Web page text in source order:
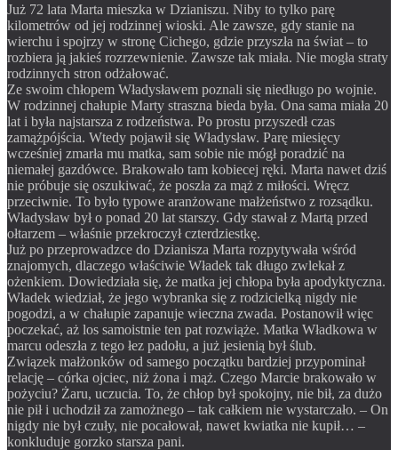
Już 72 lata Marta mieszka w Dzianiszu. Niby to tylko parę
kilometrów od jej rodzinnej wioski. Ale zawsze, gdy stanie na
wierchu i spojrzy w stronę Cichego, gdzie przyszła na świat – to
rozbiera ją jakieś rozrzewnienie. Zawsze tak miała. Nie mogła straty
rodzinnych stron odżałować.
Ze swoim chłopem Władysławem poznali się niedługo po wojnie.
W rodzinnej chałupie Marty straszna bieda była. Ona sama miała 20
lat i była najstarsza z rodzeństwa. Po prostu przyszedł czas
zamążpójścia. Wtedy pojawił się Władysław. Parę miesięcy
wcześniej zmarła mu matka, sam sobie nie mógł poradzić na
niemałej gazdówce. Brakowało tam kobiecej ręki. Marta nawet dziś
nie próbuje się oszukiwać, że poszła za mąż z miłości. Wręcz
przeciwnie. To było typowe aranżowane małżeństwo z rozsądku.
Władysław był o ponad 20 lat starszy. Gdy stawał z Martą przed
ołtarzem – właśnie przekroczył czterdziestkę.
Już po przeprowadzce do Dzianisza Marta rozpytywała wśród
znajomych, dlaczego właściwie Władek tak długo zwlekał z
ożenkiem. Dowiedziała się, że matka jej chłopa była apodyktyczna.
Władek wiedział, że jego wybranka się z rodzicielką nigdy nie
pogodzi, a w chałupie zapanuje wieczna zwada. Postanowił więc
poczekać, aż los samoistnie ten pat rozwiąże. Matka Władkowa w
marcu odeszła z tego łez padołu, a już jesienią był ślub.
Związek małżonków od samego początku bardziej przypominał
relację – córka ojciec, niż żona i mąż. Czego Marcie brakowało w
pożyciu? Żaru, uczucia. To, że chłop był spokojny, nie bił, za dużo
nie pił i uchodził za zamożnego – tak całkiem nie wystarczało. – On
nigdy nie był czuły, nie pocałował, nawet kwiatka nie kupił… –
konkluduje gorzko starsza pani.